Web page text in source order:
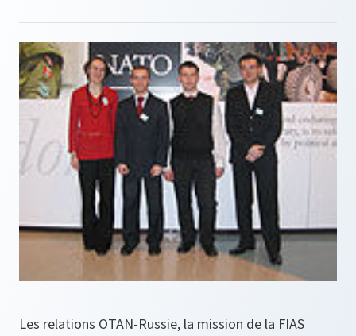
Les relations OTAN-Russie, la mission de la FIAS